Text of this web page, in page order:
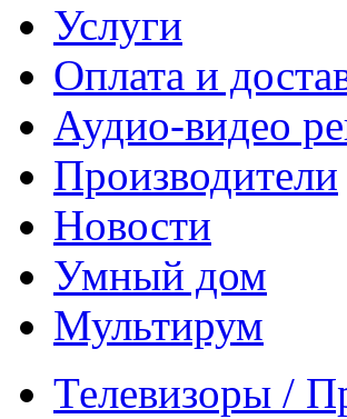
Услуги
Оплата и
Аудио-видео
Производители
Новости
Умный дом
Мультирум
Телевизоры /